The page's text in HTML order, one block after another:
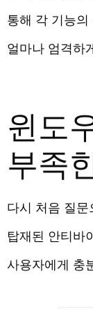
통해 각 기능
얼마나 엄격하
윈도
부족
다시 처음 질
탑재된 안티바
사용자에게 충